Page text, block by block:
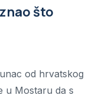
što
od hrvatskog
u Mostaru da s